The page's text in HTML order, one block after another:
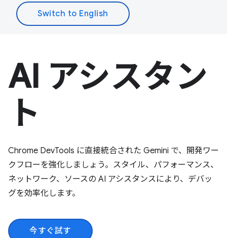
AI アシスタン
ト
Chrome DevTools に直接統合された Gemini で、開発ワー
クフローを強化しましょう。スタイル、パフォーマンス、
ネットワーク、ソースの AI アシスタンスにより、デバッ
グを効率化します。
今すぐ試す